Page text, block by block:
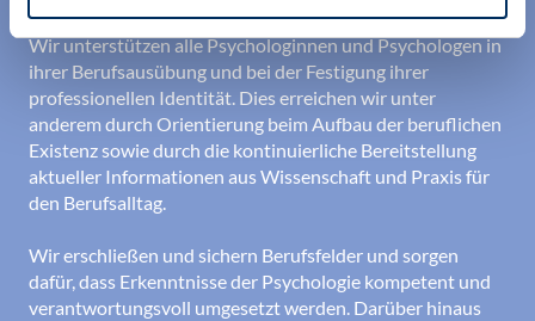
Wir unterstützen alle Psychologinnen und Psychologen in
ihrer Berufsausübung und bei der Festigung ihrer
professionellen Identität. Dies erreichen wir unter
anderem durch Orientierung beim Aufbau der beruflichen
Existenz sowie durch die kontinuierliche Bereitstellung
aktueller Informationen aus Wissenschaft und Praxis für
den Berufsalltag.
Wir erschließen und sichern Berufsfelder und sorgen
dafür, dass Erkenntnisse der Psychologie kompetent und
verantwortungsvoll umgesetzt werden. Darüber hinaus